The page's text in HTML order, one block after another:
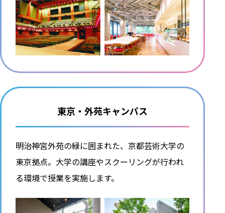
東京・外苑キャンパス
明治神宮外苑の緑に囲まれた、京都芸術大学の
東京拠点。大学の講座やスクーリングが行われ
る環境で授業を実施します。